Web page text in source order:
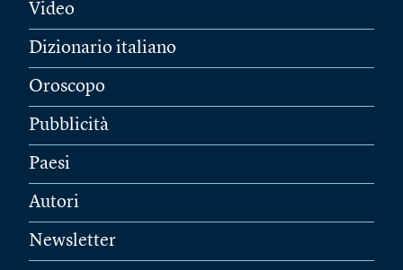
Video
Dizionario italiano
Oroscopo
Pubblicità
Paesi
Autori
Newsletter